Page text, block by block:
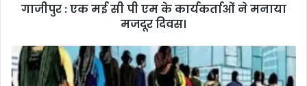
गाजीपुर : एक मई सी पी एम के कार्यकर्ताओं ने मनाया
मजदूर दिवस।